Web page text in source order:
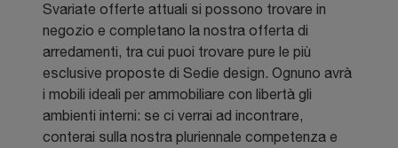
Svariate offerte attuali si possono trovare in
negozio e completano la nostra offerta di
arredamenti, tra cui puoi trovare pure le più
esclusive proposte di Sedie design. Ognuno avrà
i mobili ideali per ammobiliare con libertà gli
ambienti interni: se ci verrai ad incontrare,
conterai sulla nostra pluriennale competenza e